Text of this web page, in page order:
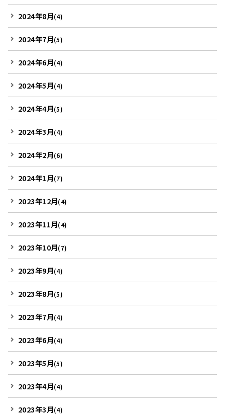
2024年8月(4)
2024年7月(5)
2024年6月(4)
2024年5月(4)
2024年4月(5)
2024年3月(4)
2024年2月(6)
2024年1月(7)
2023年12月(4)
2023年11月(4)
2023年10月(7)
2023年9月(4)
2023年8月(5)
2023年7月(4)
2023年6月(4)
2023年5月(5)
2023年4月(4)
2023年3月(4)